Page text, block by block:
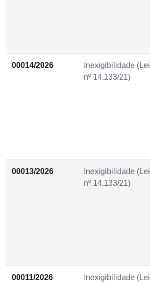
00014/2026
Inexigibilidade (Lei
nº 14.133/21)
00013/2026
Inexigibilidade (Lei
nº 14.133/21)
00011/2026
Inexigibilidade (Lei